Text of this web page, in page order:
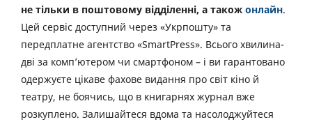
не тільки в поштовому відділенні, а також онлайн.
Цей сервіс доступний через «Укрпошту» та
передплатне агентство «SmartPress». Всього хвилина-
дві за комп’ютером чи смартфоном – і ви гарантовано
одержуєте цікаве фахове видання про світ кіно й
театру, не боячись, що в книгарнях журнал вже
розкуплено. Залишайтеся вдома та насолоджуйтеся